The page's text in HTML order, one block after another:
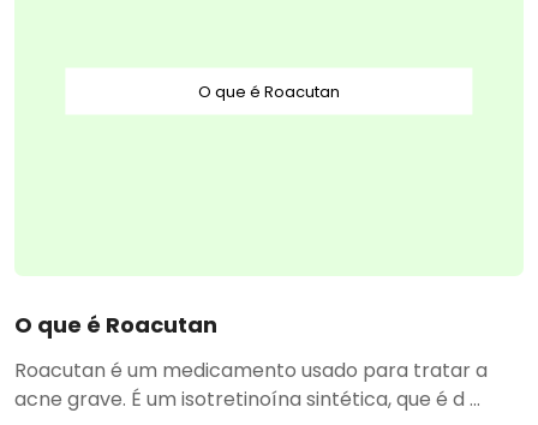
O que é Roacutan
O que é Roacutan
Roacutan é um medicamento usado para tratar a
acne grave. É um isotretinoína sintética, que é d ...